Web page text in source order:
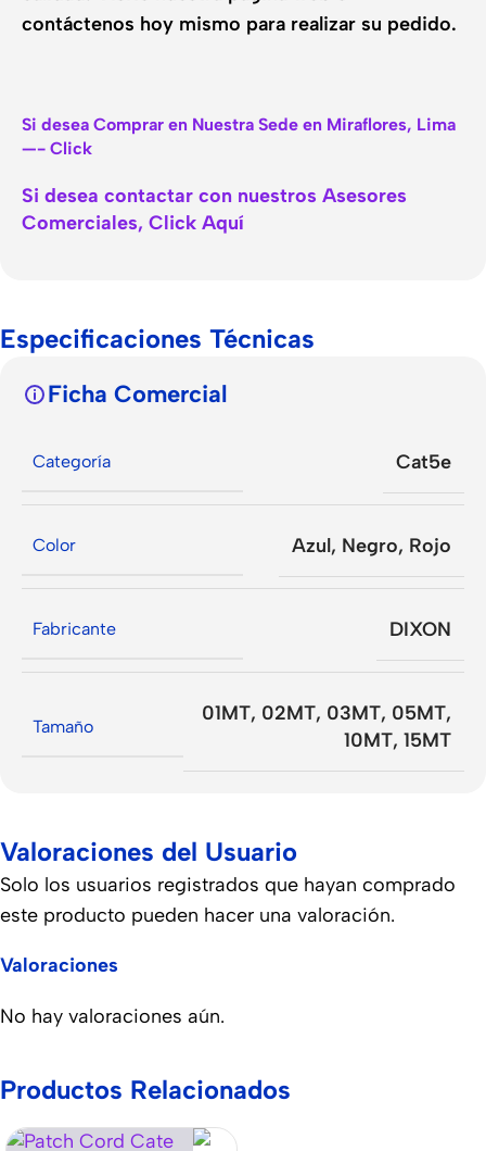
contáctenos hoy mismo para realizar su pedido.
Si desea Comprar en Nuestra Sede en Miraflores, Lima
—- Click
Si desea contactar con nuestros Asesores
Comerciales, Click Aquí
Especificaciones Técnicas
Ficha Comercial
Categoría Cat5e
Color Azul, Negro, Rojo
Fabricante DIXON
Tamaño
01MT, 02MT, 03MT, 05MT,
10MT, 15MT
Valoraciones del Usuario
Valoraciones
No hay valoraciones aún.
Solo los usuarios registrados que hayan comprado
este producto pueden hacer una valoración.
Productos Relacionados